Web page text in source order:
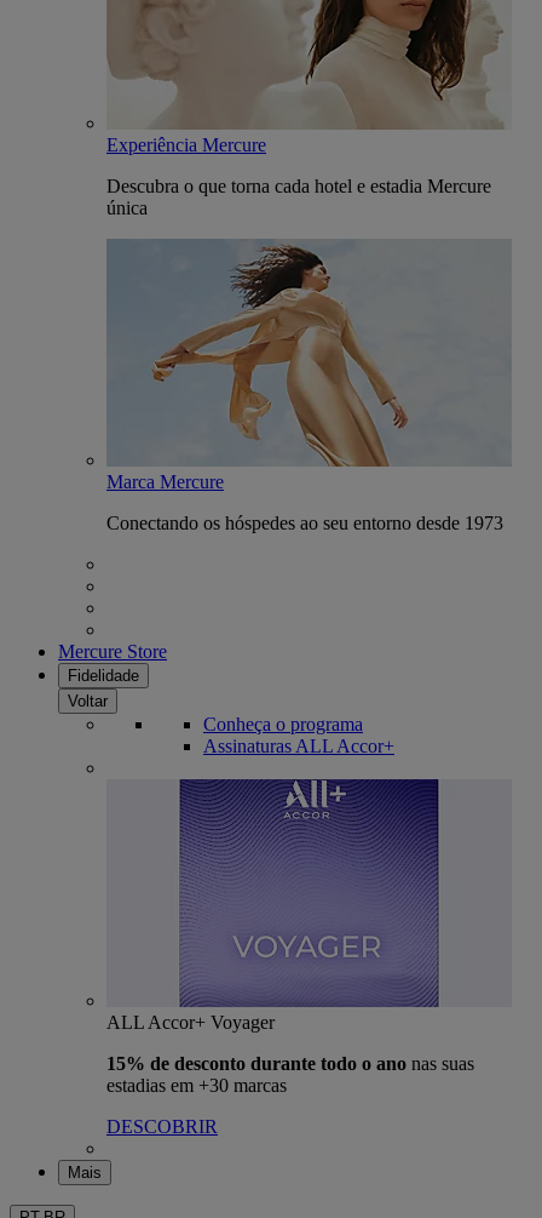
Experiência Mercure
Descubra o que torna cada hotel e estadia Mercure
única
Marca Mercure
Conectando os hóspedes ao seu entorno desde 1973
Mercure Store
Fidelidade
Voltar
Conheça o programa
Assinaturas ALL Accor+
ALL Accor+ Voyager
15% de desconto durante todo o ano nas suas
estadias em +30 marcas
DESCOBRIR
Mais